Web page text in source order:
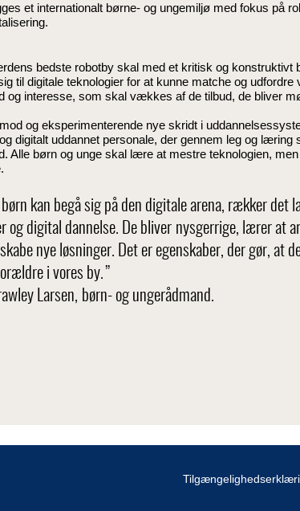
et internationalt børne- og ungemiljø med fokus på
bedste robotby skal med et kritisk og
til digitale teknologier for at kunne matche og
og interesse, som skal vækkes af de tilbud, de bliver
og eksperimenterende nye skridt i
digitalt uddannet personale, der gennem leg og læring
Alle børn og unge skal lære at mestre teknologien,
børn kan begå sig på den digitale arena, rækker det
og digital dannelse. De bliver nysgerrige, lærer at
nye løsninger. Det er egenskaber, der gør, at
i vores by.”
Larsen, børn- og ungerådmand.